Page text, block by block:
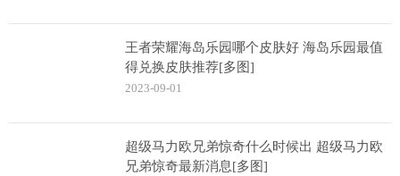
王者荣耀海岛乐园哪个皮肤好 海岛乐园最值
得兑换皮肤推荐[多图]
2023-09-01
超级马力欧兄弟惊奇什么时候出 超级马力欧
兄弟惊奇最新消息[多图]